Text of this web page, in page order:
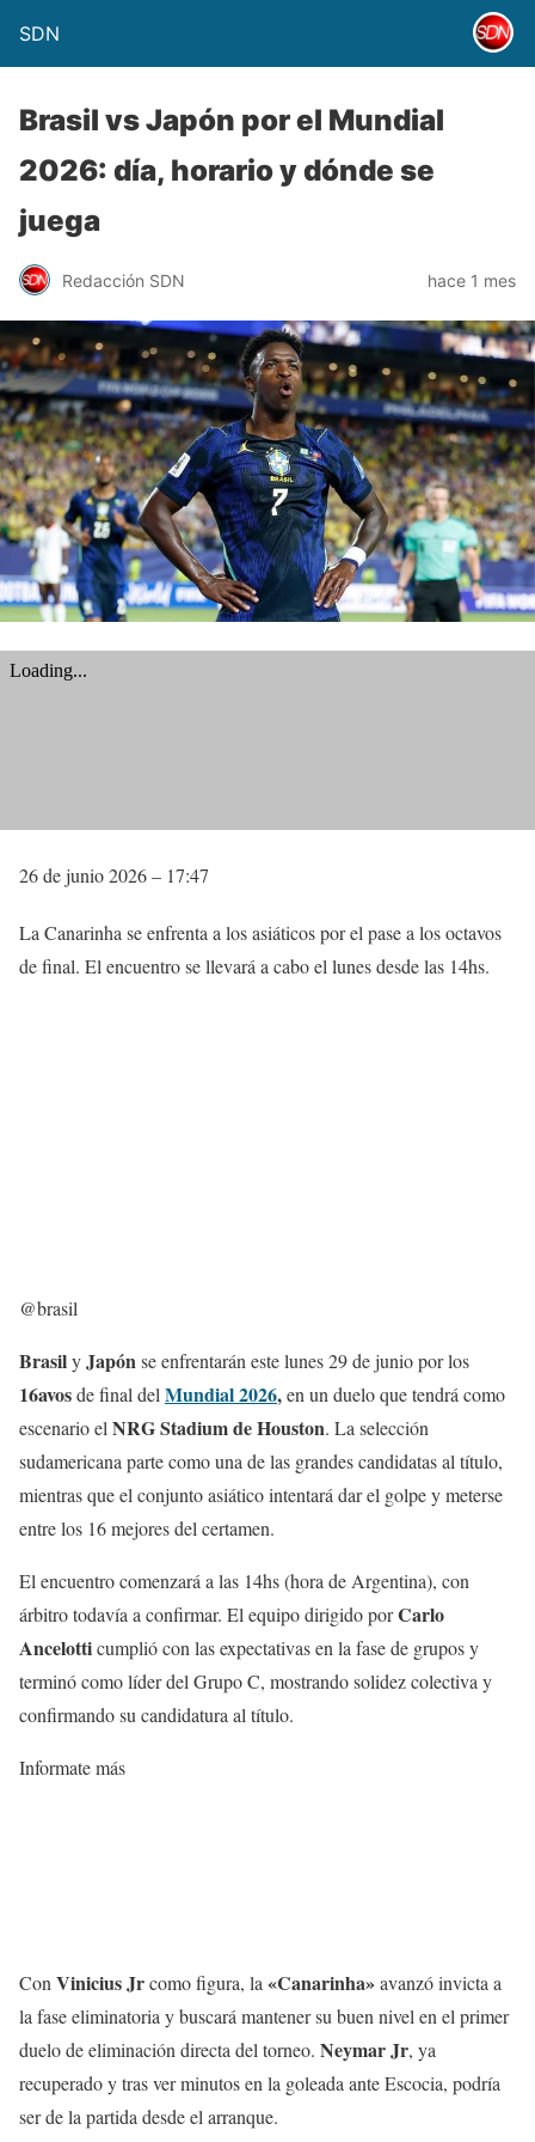
SDN
Brasil vs Japón por el Mundial
2026: día, horario y dónde se
juega
Redacción SDN hace 1 mes
26 de junio 2026 – 17:47
La Canarinha se enfrenta a los asiáticos por el pase a los octavos
de final. El encuentro se llevará a cabo el lunes desde las 14hs.
@brasil
BrasilyJapónse enfrentarán este lunes 29 de junio por los
16avosde final del Mundial 2026,en un duelo que tendrá como
escenario el NRG Stadium de Houston. La selección
sudamericana parte como una de las grandes candidatas al título,
mientras que el conjunto asiático intentará dar el golpe y meterse
entre los 16 mejores del certamen.
El encuentro comenzará a las 14hs (hora de Argentina), con
árbitro todavía a confirmar. El equipo dirigido porCarlo
Ancelotticumplió con las expectativas en la fase de grupos y
terminó como líder del Grupo C, mostrando solidez colectiva y
confirmando su candidatura al título.
Informate más
Con ViniciusJrcomo figura, la «Canarinha»avanzó invicta a
la fase eliminatoria y buscará mantener su buen nivel en el primer
duelo de eliminación directa del torneo. Neymar Jr, ya
recuperado y tras ver minutos en la goleada ante Escocia, podría
ser de la partida desde el arranque.